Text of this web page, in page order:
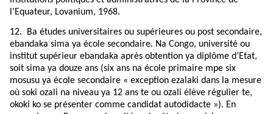
l'Equateur, Lovanium, 1968.
12. Ba études universitaires ou supérieures ou post secondaire,
ebandaka sima ya école secondaire. Na Congo, université ou
institut supérieur ebandaka après obtention ya diplôme d’Etat,
soit sima ya douze ans (six ans na école primaire mpe six
mosusu ya école secondaire « exception ezalaki dans la mesure
où soki ozali na niveau ya 12 ans te ou ozali élève régulier te,
okoki ko se présenter comme candidat autodidacte »). En